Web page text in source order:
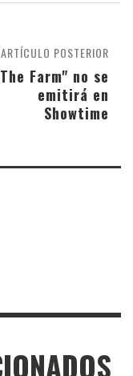
ARTÍCULO POSTERIOR
Farm" no se
emitirá en
Showtime